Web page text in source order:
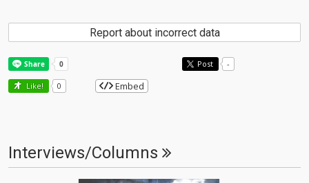
Report about incorrect data
Post -
Like! 0 Embed
Interviews/Columns